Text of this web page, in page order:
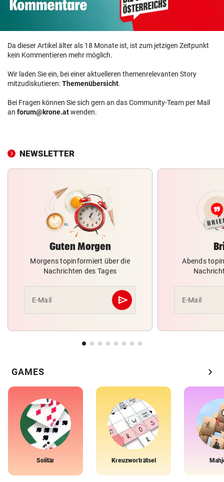
Da dieser Artikel älter als 18 Monate ist, ist zum jetzigen Zeitpunkt
kein Kommentieren mehr möglich.
Wir laden Sie ein, bei einer aktuelleren themenrelevanten Story
mitzudiskutieren:Themenübersicht.
Bei Fragen können Sie sich gern an das Community-Team per Mail
an forum@krone.atwenden.
NEWSLETTER
Guten Morgen
Morgens topinformiert über die
Nachrichten des Tages
E-Mail send
Abschicken
Abends
E-Mail
GAMES chevron_right
Solitär Kreuzworträtsel